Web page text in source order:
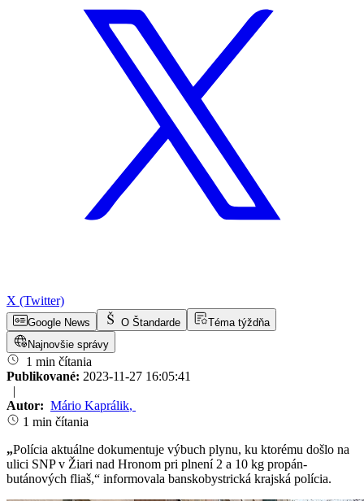
X (Twitter)
Google News O Štandarde
Téma týždňa
Najnovšie správy
1 min čítania
Publikované: 2023-11-27 16:05:41
|
Autor: Mário Kaprálik,
1 min čítania
„Polícia aktuálne dokumentuje výbuch plynu, ku ktorému došlo na
ulici SNP v Žiari nad Hronom pri plnení 2 a 10 kg propán-
butánových fliaš,“ informovala banskobystrická krajská polícia.